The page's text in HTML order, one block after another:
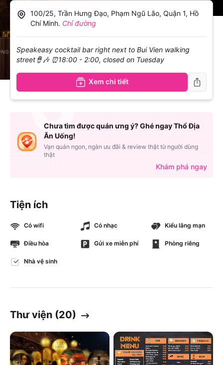
Tiện ích
Có wifi Có nhạc Kiểu lãng mạn
Điều hòa Gửi xe miễn phí Phòng riêng
Nhà vệ sinh
Thư viện (20)
100/25, Trần Hưng Đạo, Phạm Ngũ Lão, Quận 1, Hồ
Chí Minh. Chỉ đường
Speakeasy cocktail bar right next to Bui Vien walking
street🪘🎶 ⏰18:00 - 2:00, closed on Tuesday
Xem chi tiết
Chưa tìm được quán ưng ý? Ghé ngay Thổ Địa
Ăn Uống!
Vạn quán ngon, ngàn ưu đãi & review thật từ người dùng
thật
Khám phá ngay